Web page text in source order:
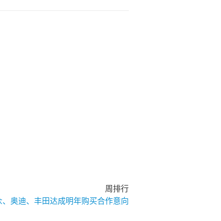
周排行
奥迪、丰田达成明年购买合作意向